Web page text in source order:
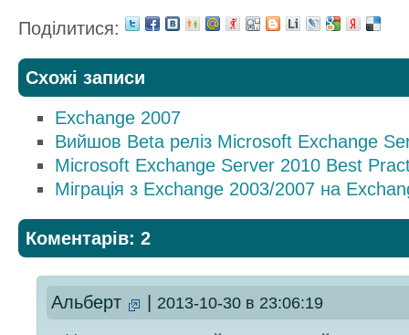
Поділитися:
Схожі записи
Exchange 2007
Вийшов Beta реліз Microsoft Exchange
Microsoft Exchange Server 2010 Best
Міграція з Exchange 2003/2007 на
Коментарів: 2
Альберт 2013-10-30 в 23:06:19